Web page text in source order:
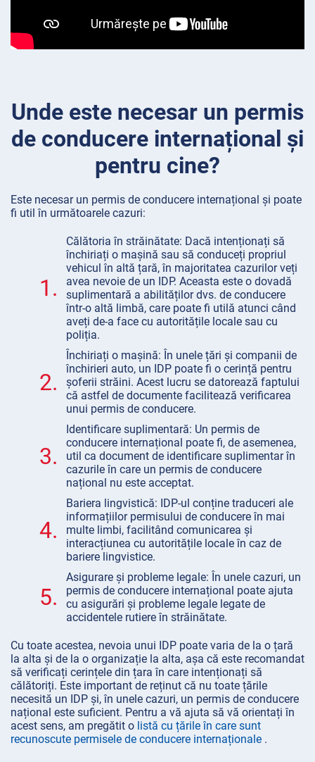
Unde este necesar un permis
de conducere internațional și
pentru cine?
Este necesar un permis de conducere internațional și poate
fi util în următoarele cazuri:
1.
Călătoria în străinătate: Dacă intenționați să
închiriați o mașină sau să conduceți propriul
vehicul în altă țară, în majoritatea cazurilor veți
avea nevoie de un IDP. Aceasta este o dovadă
suplimentară a abilităților dvs. de conducere
într-o altă limbă, care poate fi utilă atunci când
aveți de-a face cu autoritățile locale sau cu
poliția.
2.
Închiriați o mașină: În unele țări și companii de
închirieri auto, un IDP poate fi o cerință pentru
șoferii străini. Acest lucru se datorează faptului
că astfel de documente facilitează verificarea
unui permis de conducere.
3.
Identificare suplimentară: Un permis de
conducere internațional poate fi, de asemenea,
util ca document de identificare suplimentar în
cazurile în care un permis de conducere
național nu este acceptat.
4.
Bariera lingvistică: IDP-ul conține traduceri ale
informațiilor permisului de conducere în mai
multe limbi, facilitând comunicarea și
interacțiunea cu autoritățile locale în caz de
bariere lingvistice.
5.
Asigurare și probleme legale: În unele cazuri, un
permis de conducere internațional poate ajuta
cu asigurări și probleme legale legate de
accidentele rutiere în străinătate.
Cu toate acestea, nevoia unui IDP poate varia de la o țară
la alta și de la o organizație la alta, așa că este recomandat
să verificați cerințele din țara în care intenționați să
călătoriți. Este important de reținut că nu toate țările
necesită un IDP și, în unele cazuri, un permis de conducere
național este suficient. Pentru a vă ajuta să vă orientați în
acest sens, am pregătit o listă cu țările în care sunt
recunoscute permisele de conducere internaționale .